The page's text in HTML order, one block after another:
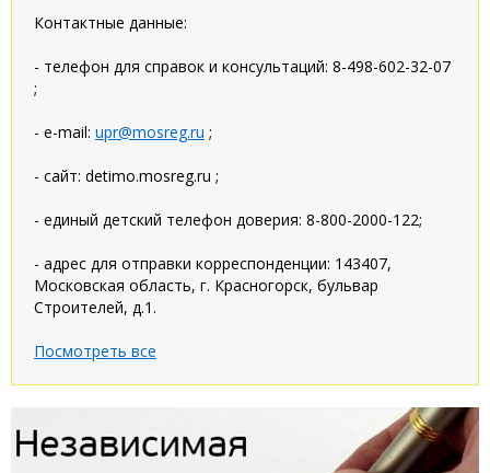
Контактные данные:
- телефон для справок и консультаций: 8-498-602-32-07
;
- e-mail: upr@mosreg.ru ;
- сайт: detimo.mosreg.ru ;
- единый детский телефон доверия: 8-800-2000-122;
- адрес для отправки корреспонденции: 143407,
Московская область, г. Красногорск, бульвар
Строителей, д.1.
Посмотреть все